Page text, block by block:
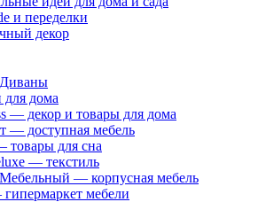
и переделки
декор
дома
— декор и товары для дома
— доступная мебель
товары для сна
— текстиль
— корпусная мебель
мебели